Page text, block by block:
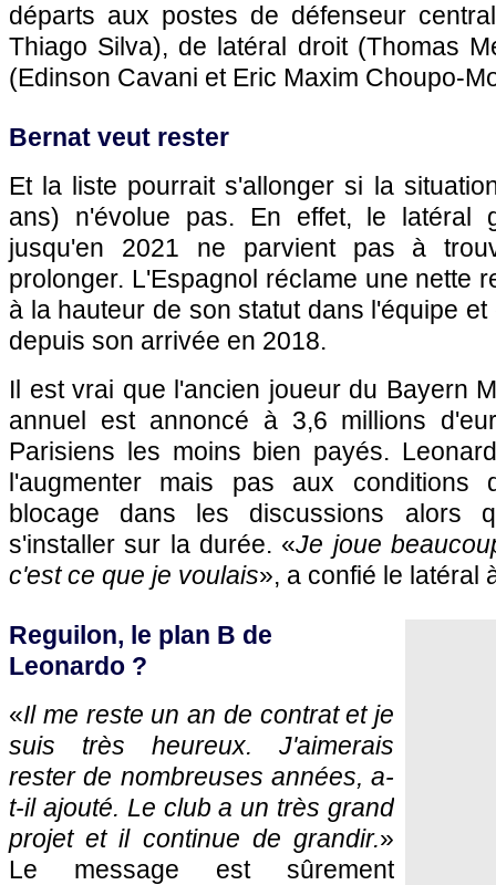
départs aux postes de défenseur
Thiago Silva), de latéral droit (Thomas
(Edinson Cavani et Eric Maxim Choupo-
Bernat veut rester
Et la liste pourrait s'allonger si la
ans) n'évolue pas. En effet, le latéral
jusqu'en 2021 ne parvient pas à
prolonger. L'Espagnol réclame une nette
à la hauteur de son statut dans l'équipe
depuis son arrivée en 2018.
Il est vrai que l'ancien joueur du Bayern
annuel est annoncé à 3,6 millions
Parisiens les moins bien payés.
l'augmenter mais pas aux conditions
blocage dans les discussions alors
s'installer sur la durée. «Je joue
c'est ce que je voulais», a confié le latéral
Reguilon, le plan B de
Leonardo ?
«Il me reste un an de contrat et je
suis très heureux. J'aimerais
rester de nombreuses années, a-
t-il ajouté. Le club a un très grand
projet et il continue de grandir.»
Le message est sûrement